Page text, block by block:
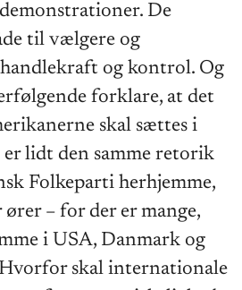
De
til vælgere og
og kontrol. Og
forklare, at det
skal sættes i
lidt den samme retorik
Folkeparti herhjemme,
– for der er mange,
i USA, Danmark og
skal internationale